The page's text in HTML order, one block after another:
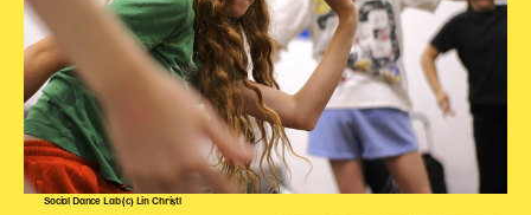
Social Dance Lab (c) Lin Christl